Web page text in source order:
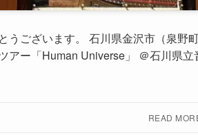
うございます。 石川県金沢市（泉
アー「Human Universe」 ＠石川県